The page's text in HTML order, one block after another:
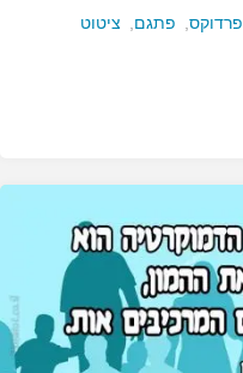
פרדוקס, פתגם, ציטוט